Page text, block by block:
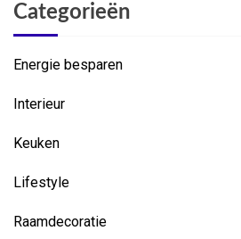
Categorieën
Energie besparen
Interieur
Keuken
Lifestyle
Raamdecoratie